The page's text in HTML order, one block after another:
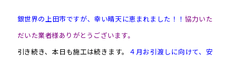
銀世界の上田市ですが、幸い晴天に恵まれました！！協力いた
だいた業者様ありがとうございます。
引き続き、本日も施工は続きます。 ４月お引渡しに向けて、安